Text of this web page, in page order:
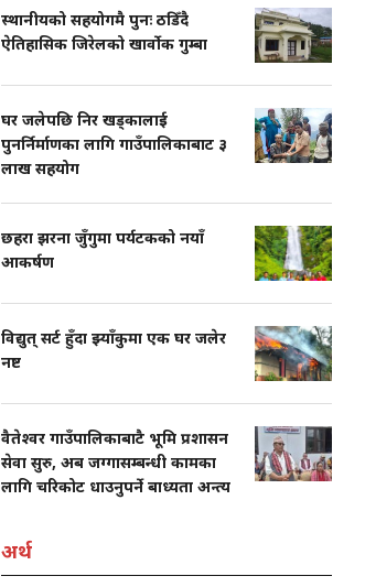
स्थानीयको सहयोगमै पुनः ठडिँदै
ऐतिहासिक जिरेलको खार्वोक गुम्बा
घर जलेपछि निर खड्कालाई
पुनर्निर्माणका लागि गाउँपालिकाबाट ३
लाख सहयोग
छहरा झरना जुँगुमा पर्यटकको नयाँ
आकर्षण
विद्युत् सर्ट हुँदा झ्याँकुमा एक घर जलेर
नष्ट
वैतेश्वर गाउँपालिकाबाटै भूमि प्रशासन
सेवा सुरु, अब जग्गासम्बन्धी कामका
लागि चरिकोट धाउनुपर्ने बाध्यता अन्त्य
अर्थ